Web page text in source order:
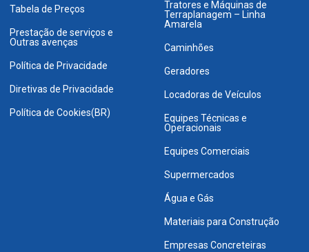
Tabela de Preços
Prestação de serviços e
Outras avenças
Política de Privacidade
Diretivas de Privacidade
Política de Cookies(BR)
Tratores e Máquinas de
Terraplanagem – Linha
Amarela
Caminhões
Geradores
Locadoras de Veículos
Equipes Técnicas e
Operacionais
Equipes Comerciais
Supermercados
Água e Gás
Materiais para Construção
Empresas Concreteiras